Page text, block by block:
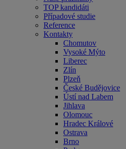
TOP kandidáti
Případové studie
Reference
Kontakty
Chomutov
Vysoké Mýto
Liberec
Zlín
Plzeň
České Budějovice
Ústí nad Labem
Jihlava
Olomouc
Hradec Králové
Ostrava
Brno